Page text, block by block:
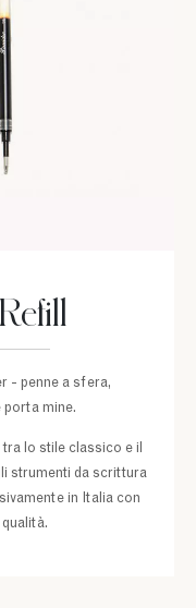
- penne a sfera,
porta mine.
lo stile classico e il
strumenti da scrittura
in Italia con